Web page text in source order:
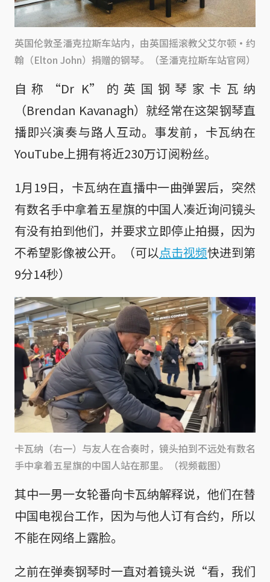
英国伦敦圣潘克拉斯车站内，由英国摇滚教父艾尔顿·约
翰（Elton John）捐赠的钢琴。（圣潘克拉斯车站官网）
自称“Dr K”的英国钢琴家卡瓦纳
（Brendan Kavanagh）就经常在这架钢琴直
播即兴演奏与路人互动。事发前，卡瓦纳在
YouTube上拥有将近230万订阅粉丝。
1月19日，卡瓦纳在直播中一曲弹罢后，突然
有数名手中拿着五星旗的中国人凑近询问镜头
有没有拍到他们，并要求立即停止拍摄，因为
不希望影像被公开。（可以点击视频快进到第
9分14秒）
卡瓦纳（右一）与友人在合奏时，镜头拍到不远处有数名
手中拿着五星旗的中国人站在那里。（视频截图）
其中一男一女轮番向卡瓦纳解释说，他们在替
中国电视台工作，因为与他人订有合约，所以
不能在网络上露脸。
之前在弹奏钢琴时一直对着镜头说“看，我们